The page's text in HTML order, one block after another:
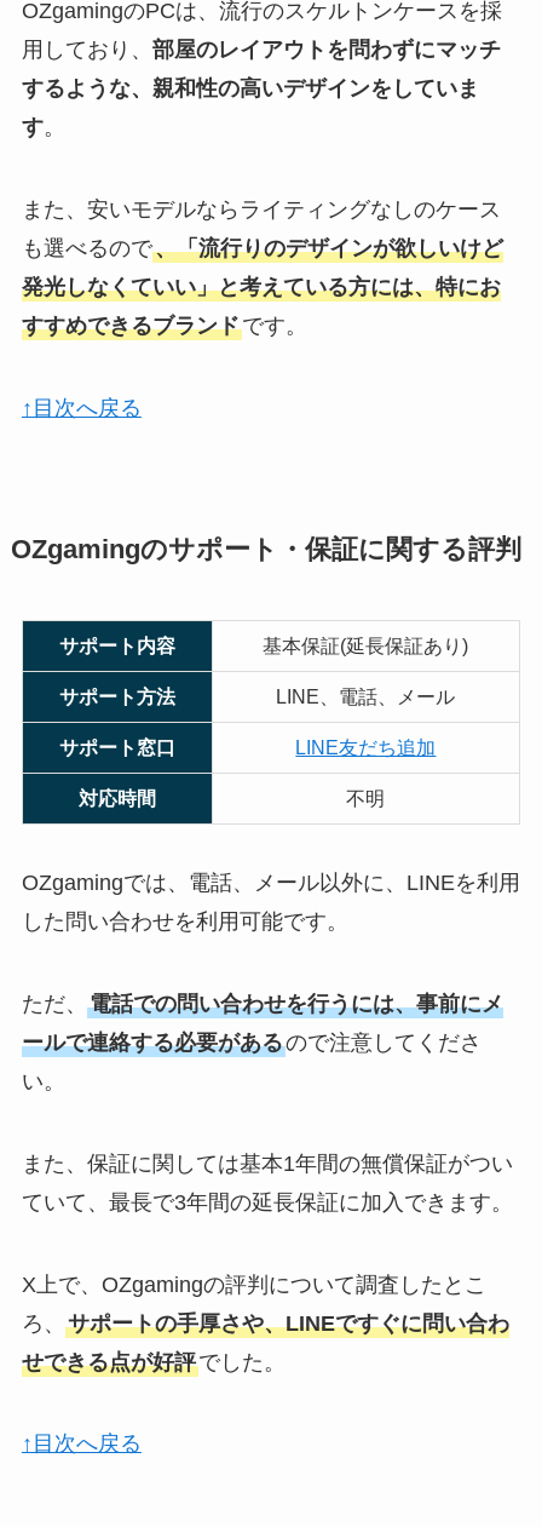
OZgamingのPCは、流行のスケルトンケースを採
用しており、 部屋のレイアウトを問わずにマッチ
するような、親和性の高いデザインをしていま
す。
また、安いモデルならライティングなしのケース
も選べるので、「流行りのデザインが欲しいけど
発光しなくていい」と考えている方には、特にお
すすめできるブランドです。
↑目次へ戻る
OZgamingのサポート・保証に関する評判
サポート内容 基本保証(延長保証あり)
サポート方法 LINE、電話、メール
サポート窓口 LINE友だち追加
対応時間 不明
OZgamingでは、電話、メール以外に、LINEを利用
した問い合わせを利用可能です。
ただ、 電話での問い合わせを行うには、事前にメ
ールで連絡する必要があるので注意してくださ
い。
また、保証に関しては基本1年間の無償保証がつい
ていて、最長で3年間の延長保証に加入できます。
X上で、OZgamingの評判について調査したとこ
ろ、 サポートの手厚さや、LINEですぐに問い合わ
せできる点が好評でした。
↑目次へ戻る